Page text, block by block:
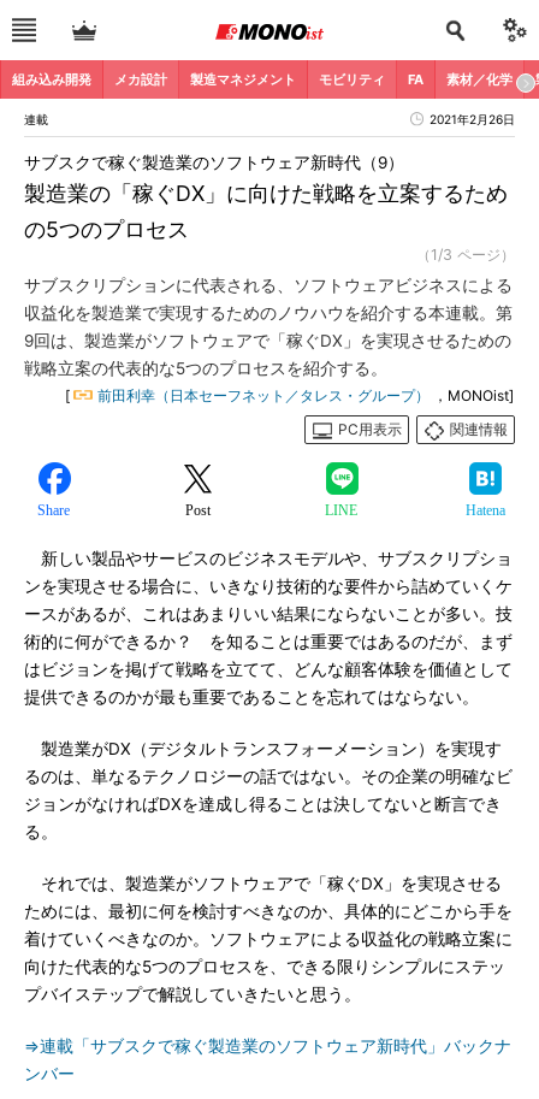
組み込み開発 メカ設計 製造マネジメント モビリティ FA 素材／化学
連載 2021年2月26日
製造業の「稼ぐDX」に向けた戦略を立案するため
の5つのプロセス
サブスクで稼ぐ製造業のソフトウェア新時代（9）
（1/3 ページ）
サブスクリプションに代表される、ソフトウェアビジネスによる
収益化を製造業で実現するためのノウハウを紹介する本連載。第
9回は、製造業がソフトウェアで「稼ぐDX」を実現させるための
戦略立案の代表的な5つのプロセスを紹介する。
[ 前田利幸（日本セーフネット／タレス・グループ）
，MONOist]
PC用表示
関連情報
Share Post LINE Hatena
新しい製品やサービスのビジネスモデルや、サブスクリプショ
ンを実現させる場合に、いきなり技術的な要件から詰めていくケ
ースがあるが、これはあまりいい結果にならないことが多い。技
術的に何ができるか？ を知ることは重要ではあるのだが、まず
はビジョンを掲げて戦略を立てて、どんな顧客体験を価値として
提供できるのかが最も重要であることを忘れてはならない。
製造業がDX（デジタルトランスフォーメーション）を実現す
るのは、単なるテクノロジーの話ではない。その企業の明確なビ
ジョンがなければDXを達成し得ることは決してないと断言でき
る。
それでは、製造業がソフトウェアで「稼ぐDX」を実現させる
ためには、最初に何を検討すべきなのか、具体的にどこから手を
着けていくべきなのか。ソフトウェアによる収益化の戦略立案に
向けた代表的な5つのプロセスを、できる限りシンプルにステッ
プバイステップで解説していきたいと思う。
⇒連載「サブスクで稼ぐ製造業のソフトウェア新時代」バックナ
ンバー